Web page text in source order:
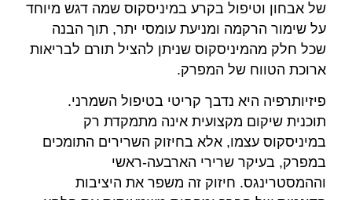
של אבחון וטיפול בקרע במיניסקוס שמה דגש מיוחד
על שימור הרקמה ומניעת עומסי יתר, תוך הבנה
שכל חלק מהמיניסקוס שניתן להציל תורם לבריאות
ארוכת הטווח של המפרק.
פיזיותרפיה היא נדבך קריטי בטיפול השמרני.
תוכנית שיקום מקצועית אינה מתמקדת רק
במיניסקוס עצמו, אלא בחיזוק השרירים התומכים
במפרק, בעיקר שרירי הארבעה-ראשי
וההמסטרינגס. חיזוק זה משפר את היציבות